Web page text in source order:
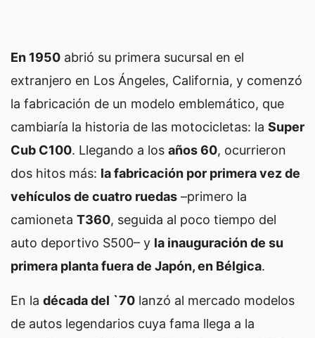
En 1950 abrió su primera sucursal en el
extranjero en Los Ángeles, California, y comenzó
la fabricación de un modelo emblemático, que
cambiaría la historia de las motocicletas: la Super
Cub C100. Llegando a los años 60, ocurrieron
dos hitos más: la fabricación por primera vez de
vehículos de cuatro ruedas –primero la
camioneta T360, seguida al poco tiempo del
auto deportivo S500– y la inauguración de su
primera planta fuera de Japón, en Bélgica.
En la década del `70 lanzó al mercado modelos
de autos legendarios cuya fama llega a la